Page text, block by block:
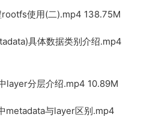
使用(二).mp4 138.75M
具体数据类别介绍.mp4
layer分层介绍.mp4 10.89M
metadata与layer区别.mp4